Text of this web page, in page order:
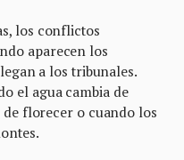
los conflictos
aparecen los
a los tribunales.
el agua cambia de
florecer o cuando los